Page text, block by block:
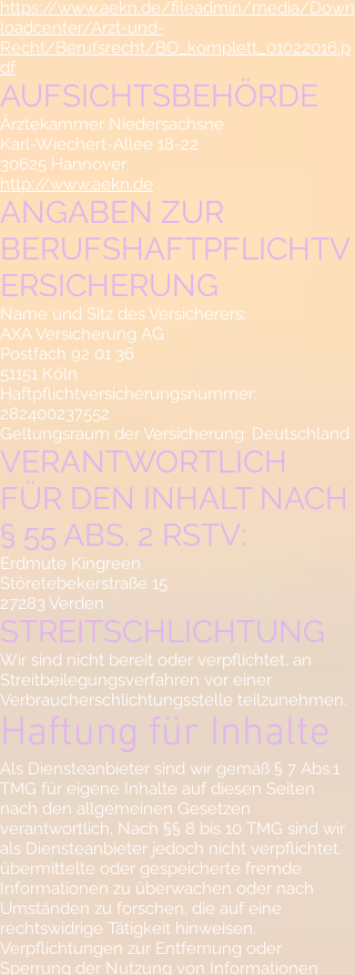
https://www.aekn.de/fileadmin/media/Down
loadcenter/Arzt-und-
Recht/Berufsrecht/BO_komplett_01022016.p
df
AUFSICHTSBEHÖRDE
Ärztekammer Niedersachsne
Karl-Wiechert-Allee 18-22
30625 Hannover
http://www.aekn.de
ANGABEN ZUR
BERUFSHAFTPFLICHTV
ERSICHERUNG
Name und Sitz des Versicherers:
AXA Versicherung AG
Postfach 92 01 36
51151 Köln
Haftpflichtversicherungsnummer:
282400237552
Geltungsraum der Versicherung: Deutschland
VERANTWORTLICH
FÜR DEN INHALT NACH
§ 55 ABS. 2 RSTV:
Erdmute Kingreen
Störetebekerstraße 15
27283 Verden
STREITSCHLICHTUNG
Wir sind nicht bereit oder verpflichtet, an
Streitbeilegungsverfahren vor einer
Verbraucherschlichtungsstelle teilzunehmen.
Haftung für Inhalte
Als Diensteanbieter sind wir gemäß § 7 Abs.1
TMG für eigene Inhalte auf diesen Seiten
nach den allgemeinen Gesetzen
verantwortlich. Nach §§ 8 bis 10 TMG sind wir
als Diensteanbieter jedoch nicht verpflichtet,
übermittelte oder gespeicherte fremde
Informationen zu überwachen oder nach
Umständen zu forschen, die auf eine
rechtswidrige Tätigkeit hinweisen.
Verpflichtungen zur Entfernung oder
Sperrung der Nutzung von Informationen